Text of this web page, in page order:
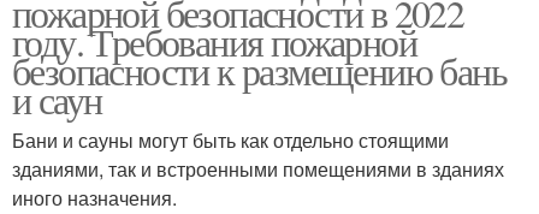
пожарной безопасности в 2022
году. Требования пожарной
безопасности к размещению бань
и саун
Бани и сауны могут быть как отдельно стоящими
зданиями, так и встроенными помещениями в зданиях
иного назначения.